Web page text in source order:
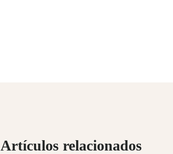
Artículos relacionados